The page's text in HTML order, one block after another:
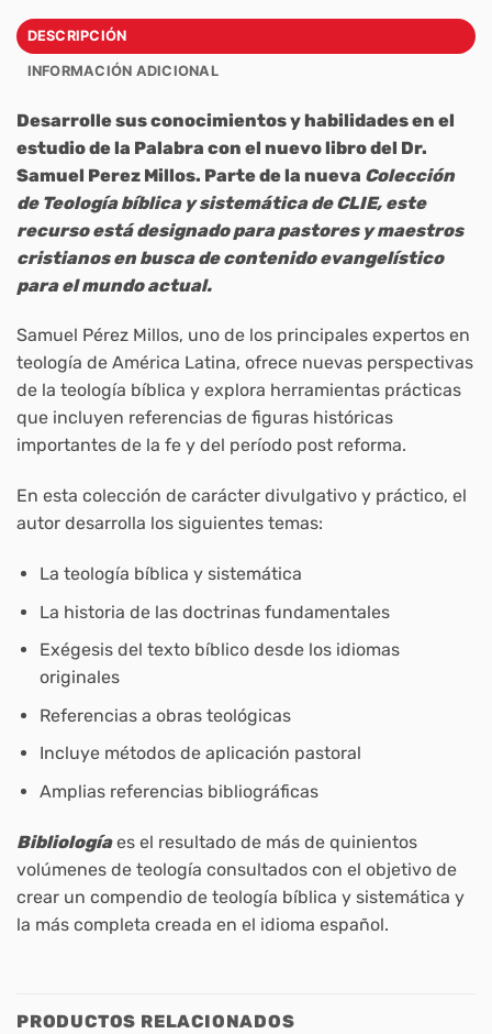
DESCRIPCIÓN
INFORMACIÓN ADICIONAL
Desarrolle sus conocimientos y habilidades en el
estudio de la Palabra con el nuevo libro del Dr.
Samuel Perez Millos. Parte de la nueva Colección
de Teologíabíblica y sistemática de CLIE, este
recurso estádesignado para pastores y maestros
cristianos en busca de contenido evangelístico
para el mundo actual.
Samuel Pérez Millos, uno de los principales expertos en
teología de América Latina, ofrece nuevas perspectivas
de la teología bíblica y explora herramientas prácticas
que incluyen referencias de figuras históricas
importantes de la fe y del período post reforma.
En esta colección de carácter divulgativo y práctico, el
autor desarrolla los siguientes temas:
La teología bíblica y sistemática
La historia de las doctrinas fundamentales
Exégesis del texto bíblico desde los idiomas
originales
Referencias a obras teológicas
Incluye métodos de aplicación pastoral
Amplias referencias bibliográficas
Bibliologíaes el resultado de más de quinientos
volúmenes de teología consultados con el objetivo de
crear un compendio de teología bíblica y sistemática y
la más completa creada en el idioma español.
PRODUCTOS RELACIONADOS